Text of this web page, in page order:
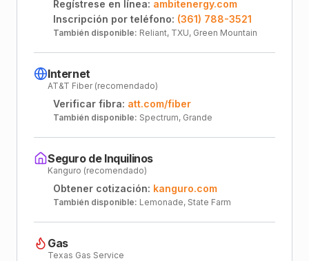
Regístrese en línea: ambitenergy.com
Inscripción por teléfono: (361) 788-3521
También disponible: Reliant, TXU, Green Mountain
Internet
AT&T Fiber (recomendado)
Verificar fibra: att.com/fiber
También disponible: Spectrum, Grande
Seguro de Inquilinos
Kanguro (recomendado)
Obtener cotización: kanguro.com
También disponible: Lemonade, State Farm
Gas
Texas Gas Service